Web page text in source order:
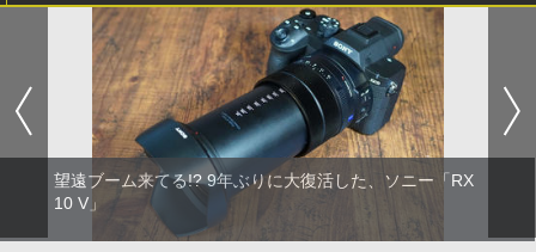
望遠ブーム来てる!? 9年ぶりに大復活した、ソニー「RX
10 V」